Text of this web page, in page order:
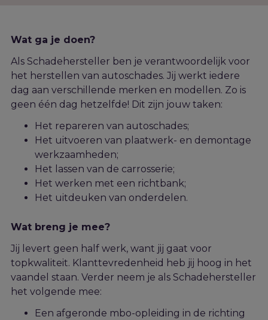
Wat ga je doen?
Als Schadehersteller ben je verantwoordelijk voor
het herstellen van autoschades. Jij werkt iedere
dag aan verschillende merken en modellen. Zo is
geen één dag hetzelfde! Dit zijn jouw taken:
Het repareren van autoschades;
Het uitvoeren van plaatwerk- en demontage
werkzaamheden;
Het lassen van de carrosserie;
Het werken met een richtbank;
Het uitdeuken van onderdelen.
Wat breng je mee?
Jij levert geen half werk, want jij gaat voor
topkwaliteit. Klanttevredenheid heb jij hoog in het
vaandel staan. Verder neem je als Schadehersteller
het volgende mee:
Een afgeronde mbo-opleiding in de richting